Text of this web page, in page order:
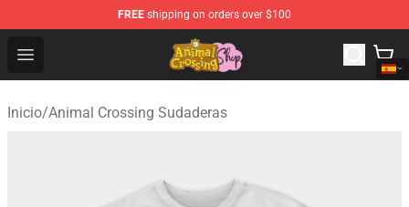
FREE shipping on orders over $100
Open menu
Animal Crossing Shop - Official Animal Crossing
Inicio/Animal Crossing Sudaderas